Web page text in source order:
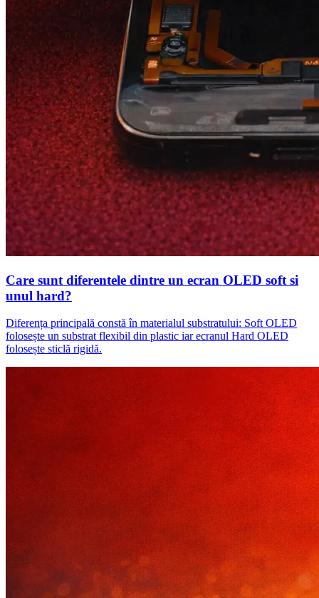
Care sunt diferentele dintre un ecran OLED soft si
unul hard?
Diferența principală constă în materialul substratului: Soft OLED
folosește un substrat flexibil din plastic iar ecranul Hard OLED
folosește sticlă rigidă.